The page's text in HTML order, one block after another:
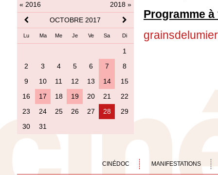
« 2016
2018 »
OCTOBRE 2017
Lu Ma Me Je Ve Sa Di
1
2
3 4 5 6 7
8
9
10 11 12 13 14
15
16
17 18 19 20 21
22
23
24 25 26 27 28
29
30
31
Programme
CINÉDOC MANIFESTATIONS